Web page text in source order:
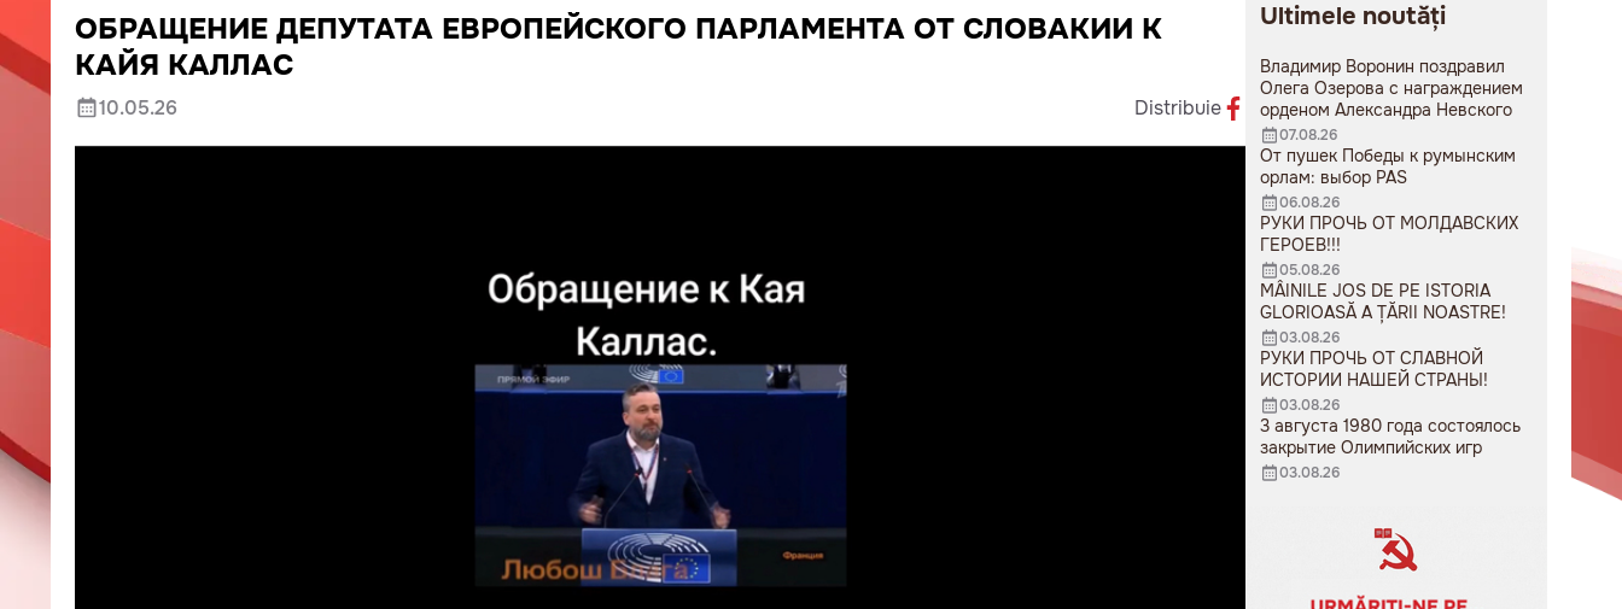
ОБРАЩЕНИЕ ДЕПУТАТА ЕВРОПЕЙСКОГО ПАРЛАМЕНТА ОТ СЛОВАКИИ К
КАЙЯ КАЛЛАС
10.05.26 Distribuie
Ultimele noutăți
Владимир Воронин поздравил
Олега Озерова с награждением
орденом Александра Невского
07.08.26
От пушек Победы к румынским
орлам: выбор PAS
06.08.26
РУКИ ПРОЧЬ ОТ МОЛДАВСКИХ
ГЕРОЕВ!!!
05.08.26
MÂINILE JOS DE PE ISTORIA
GLORIOASĂ A ȚĂRII NOASTRE!
03.08.26
РУКИ ПРОЧЬ ОТ СЛАВНОЙ
ИСТОРИИ НАШЕЙ СТРАНЫ!
03.08.26
3 августа 1980 года состоялось
закрытие Олимпийских игр
03.08.26